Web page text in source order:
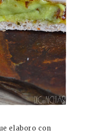
elaboro con